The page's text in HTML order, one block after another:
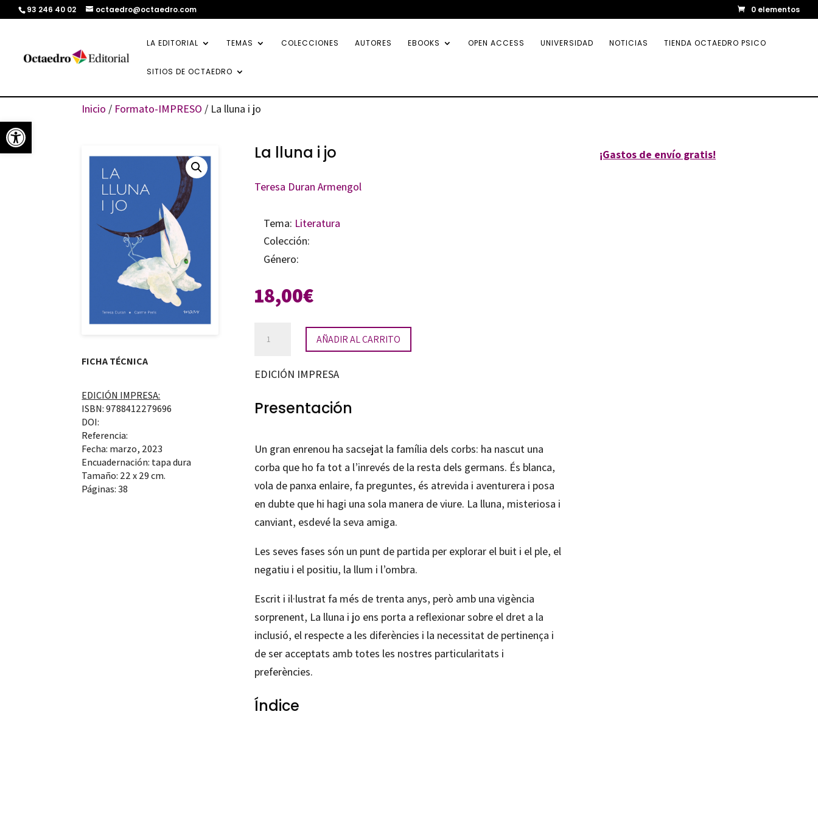
Abrir barra de herramientas
93 246 40 02 octaedro@octaedro.com 0 elementos
LA EDITORIAL TEMAS COLECCIONES AUTORES EBOOKS OPEN ACCESS UNIVERSIDAD NOTICIAS TIENDA OCTAEDRO PSICO
SITIOS DE OCTAEDRO
Inicio / Formato-IMPRESO / La lluna i jo
FICHA TÉCNICA
EDICIÓN IMPRESA:
ISBN: 9788412279696
DOI:
Referencia:
Fecha: marzo, 2023
Encuadernación: tapa dura
Tamaño: 22 x 29 cm.
Páginas: 38
La lluna i jo
Teresa Duran Armengol
Tema: Literatura
Colección:
Género:
18,00€
i
cantidad
AÑADIR AL CARRITO
EDICIÓN IMPRESA
Presentación
Un gran enrenou ha sacsejat la família dels corbs: ha nascut una
corba que ho fa tot a l’inrevés de la resta dels germans. És blanca,
vola de panxa enlaire, fa preguntes, és atrevida i aventurera i posa
en dubte que hi hagi una sola manera de viure. La lluna, misteriosa i
canviant, esdevé la seva amiga.
Les seves fases són un punt de partida per explorar el buit i el ple, el
negatiu i el positiu, la llum i l’ombra.
Escrit i il·lustrat fa més de trenta anys, però amb una vigència
sorprenent, La lluna i jo ens porta a reflexionar sobre el dret a la
inclusió, el respecte a les diferències i la necessitat de pertinença i
de ser acceptats amb totes les nostres particularitats i
preferències.
Índice
¡Gastos de envío gratis!